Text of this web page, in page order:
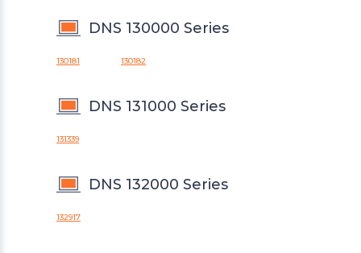
DNS 130000 Series
130181 130182
DNS 131000 Series
131339
DNS 132000 Series
132917